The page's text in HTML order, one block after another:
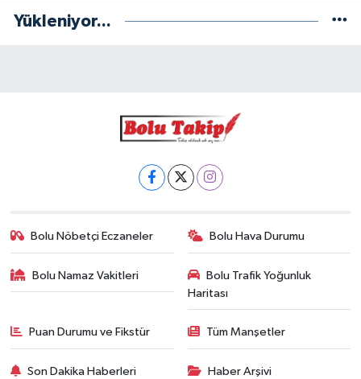
Yükleniyor...
Bolu Nöbetçi Eczaneler Bolu Hava Durumu
Bolu Namaz Vakitleri
Bolu Trafik Yoğunluk
Haritası
Puan Durumu ve Fikstür Tüm Manşetler
Son Dakika Haberleri Haber Arşivi